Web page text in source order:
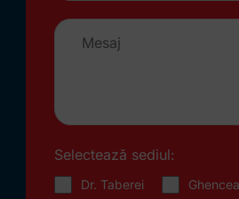
Selectează sediul:
Dr. Taberei Ghencea